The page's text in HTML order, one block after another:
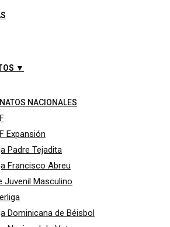
▼
NACIONALES
Expansión
Padre Tejadita
Francisco Abreu
Juvenil Masculino
Dominicana de Béisbol